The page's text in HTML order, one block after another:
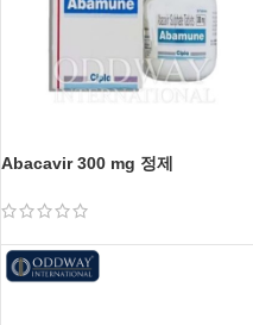
Abacavir 300 mg 정제